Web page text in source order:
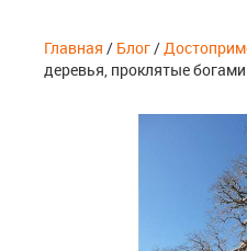
Главная / Блог/
деревья, проклятые богами